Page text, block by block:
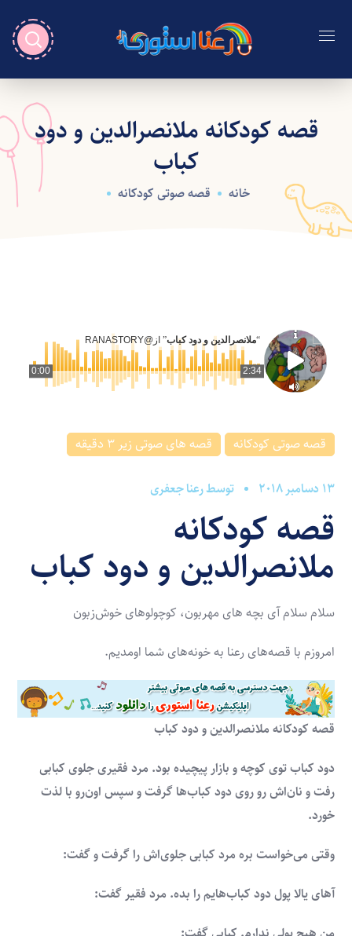
قصه کودکانه ملانصرالدین و دود
کباب
خانه قصه صوتی کودکانه
0:00 2:34
“ملانصرالدین و دود کباب” از @RANASTORY
قصه صوتی کودکانه قصه های صوتی زیر 3 دقیقه
13 دسامبر 2018 توسطرعنا جعفری
قصه کودکانه
ملانصرالدین و دود کباب
سلام سلام آی بچه های مهربون، کوچولوهای خوش‌زبون
امروزم با قصه‌های رعنا به خونه‌های شما اومدیم.
قصه کودکانه ملانصرالدین و دود کباب
دود کباب توی کوچه و بازار پیچیده بود. مرد فقیری جلوی کبابی
رفت و نان‌اش رو روی دود کباب‌ها گرفت و سپس اون‌رو با لذت
خورد.
وقتی می‌خواست بره مرد کبابی جلوی‌اش را گرفت و گفت:
آهای یالا پول دود کباب‌هایم را بده. مرد فقیر گفت: